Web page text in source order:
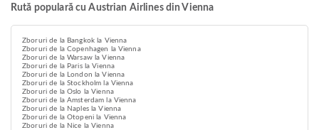
Rută populară cu Austrian Airlines din Vienna
Zboruri de la Bangkok la Vienna
Zboruri de la Copenhagen la Vienna
Zboruri de la Warsaw la Vienna
Zboruri de la Paris la Vienna
Zboruri de la London la Vienna
Zboruri de la Stockholm la Vienna
Zboruri de la Oslo la Vienna
Zboruri de la Amsterdam la Vienna
Zboruri de la Naples la Vienna
Zboruri de la Otopeni la Vienna
Zboruri de la Nice la Vienna